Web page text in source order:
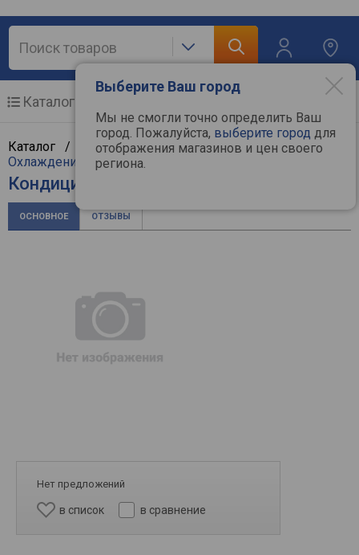
Выберите Ваш город
Мы не смогли точно определить Ваш
город. Пожалуйста, выберите город для
отображения магазинов и цен своего
региона.
Каталог
Каталог / Климат, отопление и водоснабжение/
Охлаждение и климат/
Кондиционер Atlantic ASAFA-18HRN8
ОСНОВНОЕ ОТЗЫВЫ
Нет предложений
в список в сравнение